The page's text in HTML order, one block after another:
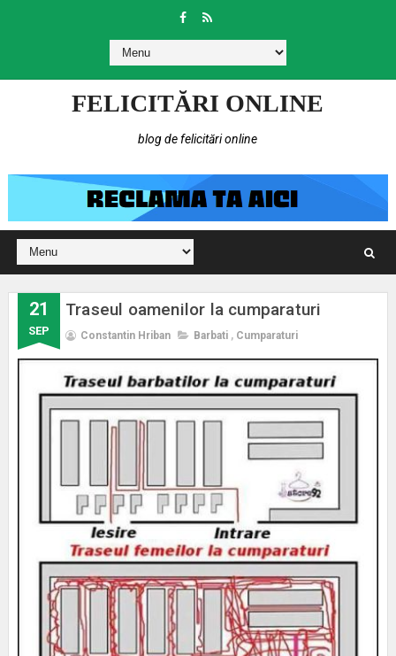
FELICITĂRI ONLINE
blog de felicitări online
21
SEP
Traseul oamenilor la cumparaturi
Constantin Hriban Barbati , Cumparaturi